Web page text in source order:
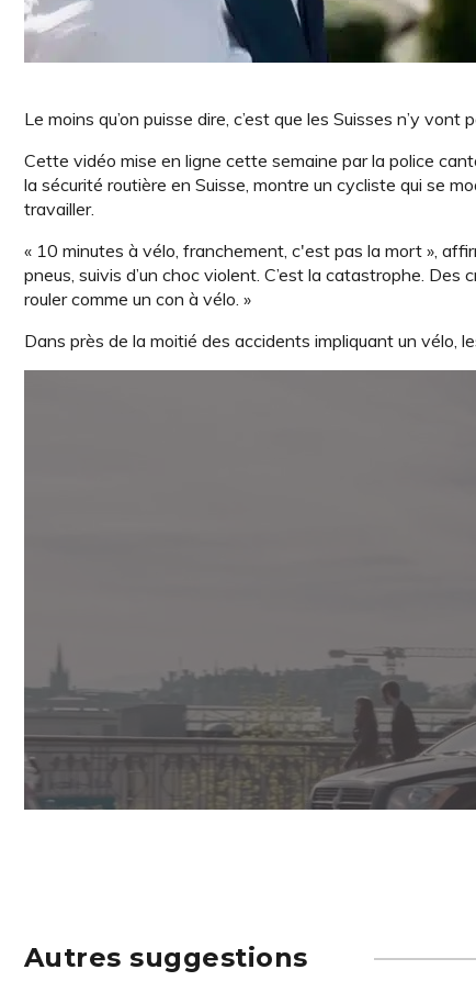
Le moins qu’on puisse dire, c’est que les Suisses n’y
Cette vidéo mise en ligne cette semaine par la police
la sécurité routière en Suisse, montre un cycliste qui se
travailler.
« 10 minutes à vélo, franchement, c'est pas la mort »,
pneus, suivis d’un choc violent. C’est la catastrophe.
rouler comme un con à vélo. »
Dans près de la moitié des accidents impliquant un vélo,
Autres suggestions